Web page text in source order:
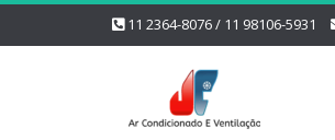
11 2364-8076 / 11 98106-5931